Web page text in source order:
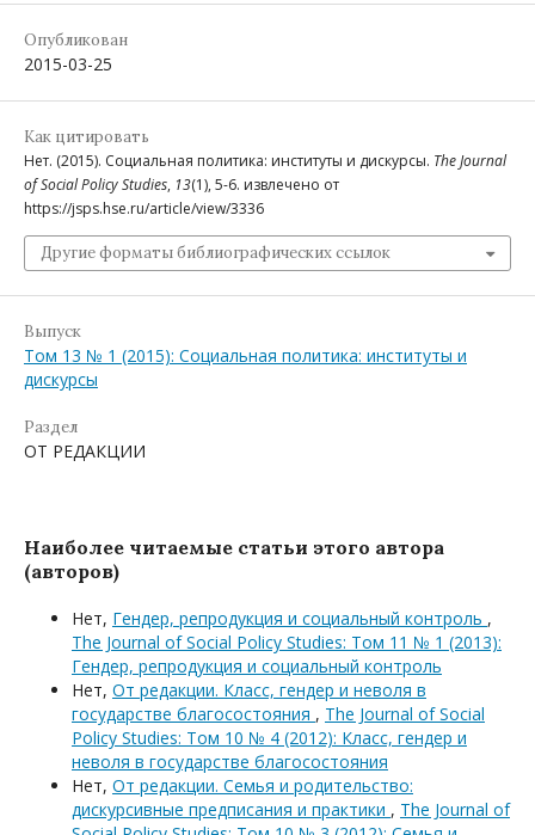
Опубликован
2015-03-25
Как цитировать
Нет. (2015). Социальная политика: институты и дискурсы. The Journal
of Social Policy Studies, 13(1), 5-6. извлечено от
https://jsps.hse.ru/article/view/3336
Другие форматы библиографических ссылок
Выпуск
Том 13 № 1 (2015): Социальная политика: институты и
дискурсы
Раздел
ОТ РЕДАКЦИИ
Наиболее читаемые статьи этого автора
(авторов)
Нет, Гендер, репродукция и социальный контроль ,
The Journal of Social Policy Studies: Том 11 № 1 (2013):
Гендер, репродукция и социальный контроль
Нет, От редакции. Класс, гендер и неволя в
государстве благосостояния , The Journal of Social
Policy Studies: Том 10 № 4 (2012): Класс, гендер и
неволя в государстве благосостояния
Нет, От редакции. Семья и родительство:
дискурсивные предписания и практики , The Journal of